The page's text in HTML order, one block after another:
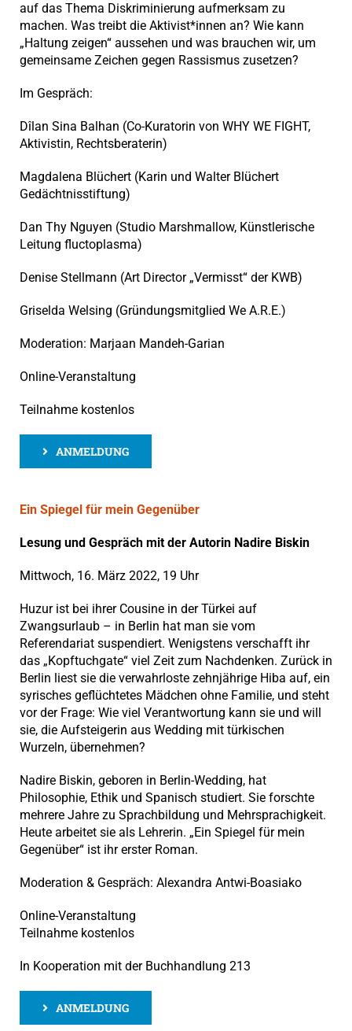
auf das Thema Diskriminierung aufmerksam zu
machen. Was treibt die Aktivist*innen an? Wie kann
„Haltung zeigen“ aussehen und was brauchen wir, um
gemeinsame Zeichen gegen Rassismus zusetzen?
Im Gespräch:
Dîlan Sina Balhan (Co-Kuratorin von WHY WE FIGHT,
Aktivistin, Rechtsberaterin)
Magdalena Blüchert (Karin und Walter Blüchert
Gedächtnisstiftung)
Dan Thy Nguyen (Studio Marshmallow, Künstlerische
Leitung fluctoplasma)
Denise Stellmann (Art Director „Vermisst“ der KWB)
Griselda Welsing (Gründungsmitglied We A.R.E.)
Moderation: Marjaan Mandeh-Garian
Online-Veranstaltung
Teilnahme kostenlos
ANMELDUNG
Ein Spiegel für mein Gegenüber
Lesung und Gespräch mit der Autorin Nadire Biskin
Mittwoch, 16. März 2022, 19 Uhr
Huzur ist bei ihrer Cousine in der Türkei auf
Zwangsurlaub – in Berlin hat man sie vom
Referendariat suspendiert. Wenigstens verschafft ihr
das „Kopftuchgate“ viel Zeit zum Nachdenken. Zurück in
Berlin liest sie die verwahrloste zehnjährige Hiba auf, ein
syrisches geflüchtetes Mädchen ohne Familie, und steht
vor der Frage: Wie viel Verantwortung kann sie und will
sie, die Aufsteigerin aus Wedding mit türkischen
Wurzeln, übernehmen?
Nadire Biskin, geboren in Berlin-Wedding, hat
Philosophie, Ethik und Spanisch studiert. Sie forschte
mehrere Jahre zu Sprachbildung und Mehrsprachigkeit.
Heute arbeitet sie als Lehrerin. „Ein Spiegel für mein
Gegenüber“ ist ihr erster Roman.
Moderation & Gespräch: Alexandra Antwi-Boasiako
Online-Veranstaltung
Teilnahme kostenlos
In Kooperation mit der Buchhandlung 213
ANMELDUNG